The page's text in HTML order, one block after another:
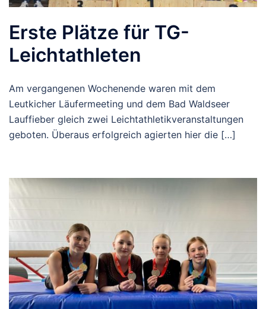
Erste Plätze für TG-
Leichtathleten
Am vergangenen Wochenende waren mit dem
Leutkicher Läufermeeting und dem Bad Waldseer
Lauffieber gleich zwei Leichtathletikveranstaltungen
geboten. Überaus erfolgreich agierten hier die […]